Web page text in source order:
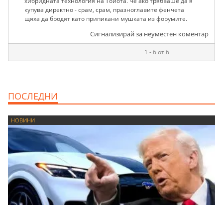
купува директно - срам, срам, празноглавите фенчета
щяха да бродят като припикани мушката из форумите.
Сигнализирай за неуместен коментар
1 - 6 от 6
ПОСЛЕДНИ
НОВИНИ